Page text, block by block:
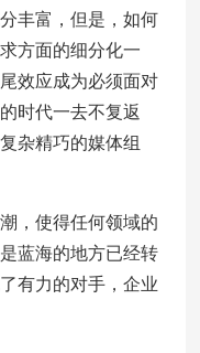
丰富，但是，如何
方面的细分化一
效应成为必须面对
时代一去不复返
杂精巧的媒体组
，使得任何领域的
蓝海的地方已经转
有力的对手，企业